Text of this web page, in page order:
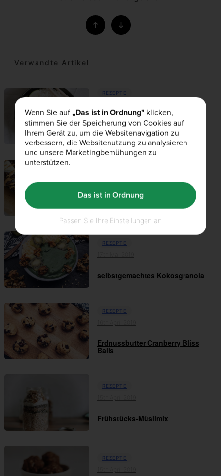
Verwandte Artikel
REZEPTE
Schnelles Lemongrass Thai
Chicken
17th Mai 2019
White Chocolate Brownie Bread
REZEPTE
selbstgemachtes Kokosgranola
REZEPTE
Erdnussbutter Cranberry Bliss
Balls
REZEPTE
Frühstücks-Müslimix
REZEPTE
Wenn Sie auf „Das ist in Ordnung" klicken,
stimmen Sie der Speicherung von Cookies auf
Ihrem Gerät zu, um die Websitenavigation zu
verbessern, die Websitenutzung zu analysieren
und unsere Marketingbemühungen zu
unterstützen.
Passen Sie Ihre Einstellungen an
Das ist in Ordnung